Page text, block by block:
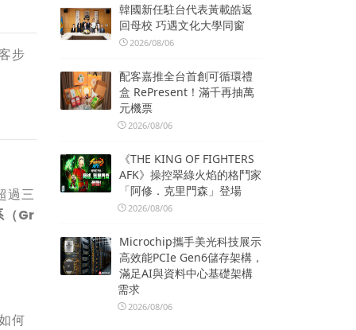
步
過三
（Gr
何
韓國新任駐台代表黃載皓返
回母校 巧遇文化大學同窗
2026/08/06
配客嘉推全台首創可循環禮
盒 RePresent！滿千再抽萬
元機票
2026/08/06
《THE KING OF FIGHTERS
AFK》操控翠綠火焰的格鬥家
「阿修．克里門森」登場
2026/08/06
Microchip攜手美光科技展示
高效能PCIe Gen6儲存架構，
滿足AI與資料中心基礎架構
需求
2026/08/06